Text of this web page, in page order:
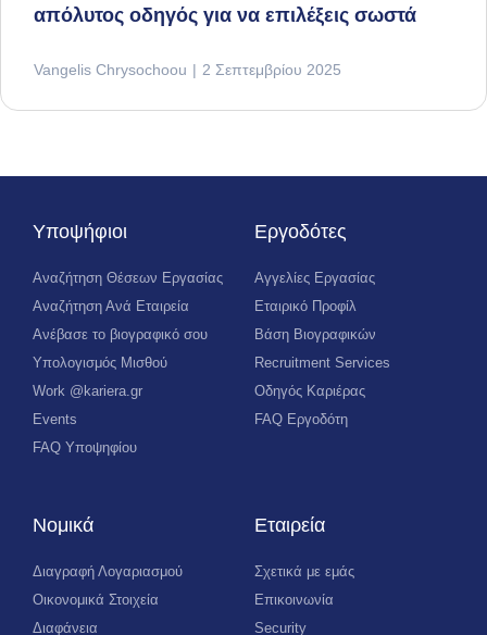
απόλυτος οδηγός για να επιλέξεις σωστά
Vangelis Chrysochoou 2 Σεπτεμβρίου 2025
Υποψήφιοι
Αναζήτηση Θέσεων Εργασίας
Αναζήτηση Ανά Εταιρεία
Ανέβασε το βιογραφικό σου
Υπολογισμός Μισθού
Work @kariera.gr
Events
FAQ Υποψηφίου
Εργοδότες
Αγγελίες Εργασίας
Εταιρικό Προφίλ
Βάση Βιογραφικών
Recruitment Services
Οδηγός Καριέρας
FAQ Εργοδότη
Νομικά
Διαγραφή Λογαριασμού
Οικονομικά Στοιχεία
Διαφάνεια
Εταιρεία
Σχετικά με εμάς
Επικοινωνία
Security